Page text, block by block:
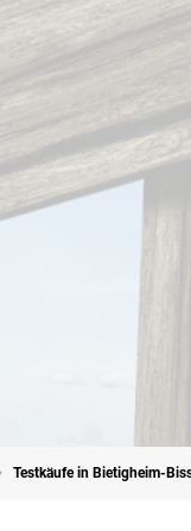
Testkäufe in Bietigheim-